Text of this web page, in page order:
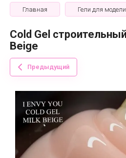
Главная Гели для
Cold Gel
Beige
Предыдущий